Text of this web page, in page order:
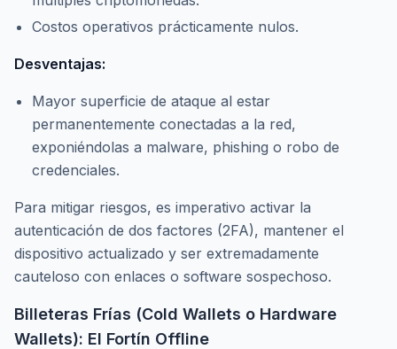
Costos operativos prácticamente nulos.
Desventajas:
Mayor superficie de ataque al estar
permanentemente conectadas a la red,
exponiéndolas a malware, phishing o robo de
credenciales.
Para mitigar riesgos, es imperativo activar la
autenticación de dos factores (2FA), mantener el
dispositivo actualizado y ser extremadamente
cauteloso con enlaces o software sospechoso.
Billeteras Frías (Cold Wallets o Hardware
Wallets): El Fortín Offline